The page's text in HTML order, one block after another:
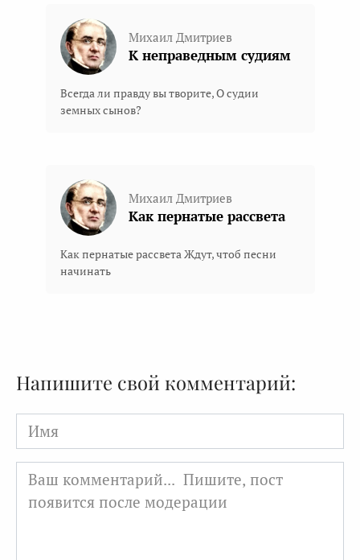
Михаил Дмитриев
К неправедным судиям
Всегда ли правду вы творите, О судии
земных сынов?
Михаил Дмитриев
Как пернатые рассвета
Как пернатые рассвета Ждут, чтоб песни
начинать
Напишите свой комментарий:
Имя